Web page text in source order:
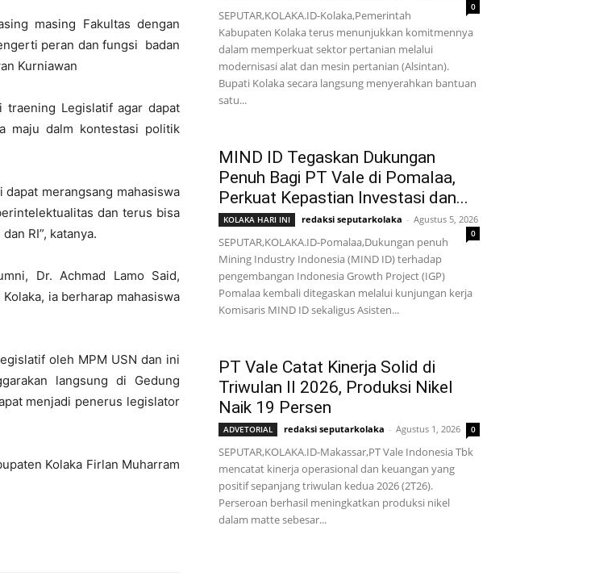
masing Fakultas dengan
peran dan fungsi badan
Kurniawan
traening Legislatif agar dapat
maju dalm kontestasi politik
merangsang mahasiswa
dan terus bisa
RI”, katanya.
Dr. Achmad Lamo Said,
ia berharap mahasiswa
oleh MPM USN dan ini
langsung di Gedung
menjadi penerus legislator
Kolaka Firlan Muharram
0
SEPUTAR,KOLAKA.ID-Kolaka,Pemerintah
Kabupaten Kolaka terus menunjukkan komitmennya
dalam memperkuat sektor pertanian melalui
modernisasi alat dan mesin pertanian (Alsintan).
Bupati Kolaka secara langsung menyerahkan bantuan
satu...
MIND ID Tegaskan Dukungan
Penuh Bagi PT Vale di Pomalaa,
Perkuat Kepastian Investasi dan...
KOLAKA HARI INI redaksi seputarkolaka - Agustus 5, 2026
0
SEPUTAR,KOLAKA.ID-Pomalaa,Dukungan penuh
Mining Industry Indonesia (MIND ID) terhadap
pengembangan Indonesia Growth Project (IGP)
Pomalaa kembali ditegaskan melalui kunjungan kerja
Komisaris MIND ID sekaligus Asisten...
PT Vale Catat Kinerja Solid di
Triwulan II 2026, Produksi Nikel
Naik 19 Persen
ADVETORIAL redaksi seputarkolaka - Agustus 1, 2026 0
SEPUTAR,KOLAKA.ID-Makassar,PT Vale Indonesia Tbk
mencatat kinerja operasional dan keuangan yang
positif sepanjang triwulan kedua 2026 (2T26).
Perseroan berhasil meningkatkan produksi nikel
dalam matte sebesar...